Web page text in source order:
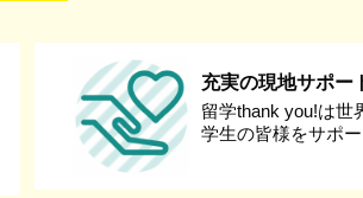
充実の現地サポー
留学thank you!は世
学生の皆様をサポー